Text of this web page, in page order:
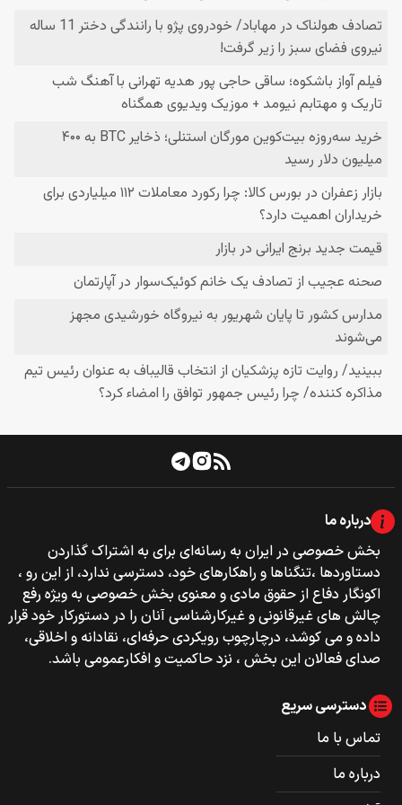
درباره ما
بخش خصوصی‌‌ در ایران به رسانه‌ای برای به اشتراک گذاردن
دستاوردها ،تنگناها و راهکارهای خود، دسترسی ندارد، از این رو ،
اکونگار دفاع از حقوق مادی و معنوی بخش خصوصی به ویژه رفع
چالش های غیرقانونی و غیرکارشناسی آنان را در دستورکار خود قرار
داده و می کوشد، درچارچوب رویکردی حرفه‌ای، نقادانه و اخلاقی،
صدای فعالان این بخش ، نزد حاکمیت و افکارعمومی باشد.
دسترسی سریع
تماس با ما
درباره ما